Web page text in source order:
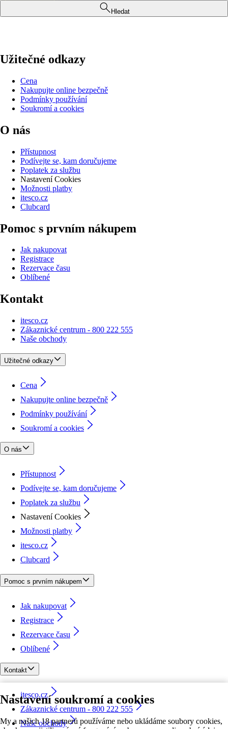
Nastavení soukromí a cookies
My a našich 18 partnerů používáme nebo ukládáme soubory cookies,
Hledat
Užitečné odkazy
Cena
Nakupujte online bezpečně
Podmínky používání
Soukromí a cookies
O nás
Přístupnost
Podívejte se, kam doručujeme
Poplatek za službu
Nastavení Cookies
Možnosti platby
itesco.cz
Clubcard
Pomoc s prvním nákupem
Jak nakupovat
Registrace
Rezervace času
Oblíbené
Kontakt
itesco.cz
Zákaznické centrum - 800 222 555
Naše obchody
Užitečné odkazy
Cena
Nakupujte online bezpečně
Podmínky používání
Soukromí a cookies
O nás
Přístupnost
Podívejte se, kam doručujeme
Poplatek za službu
Nastavení Cookies
Možnosti platby
itesco.cz
Clubcard
Pomoc s prvním nákupem
Jak nakupovat
Registrace
Rezervace času
Oblíbené
Kontakt
itesco.cz
Zákaznické centrum - 800 222 555
Naše obchody